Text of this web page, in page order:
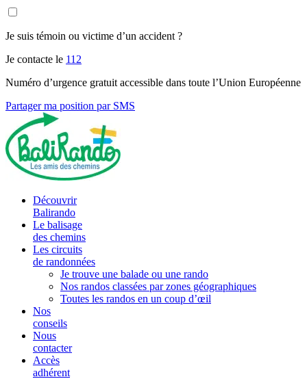
Je suis témoin ou victime d’un accident ?
Je contacte le 112
Numéro d’urgence gratuit accessible dans toute l’Union Européenne
Partager ma position par SMS
Découvrir
Balirando
Le balisage
des chemins
Les circuits
de randonnées
Je trouve une balade ou une rando
Nos randos classées par zones géographiques
Toutes les randos en un coup d’œil
Nos
conseils
Nous
contacter
Accès
adhérent